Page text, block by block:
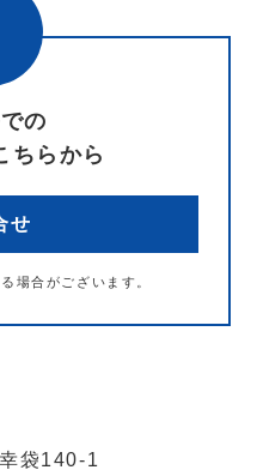
の
ちらから
せ
場合がございます。
袋140-1